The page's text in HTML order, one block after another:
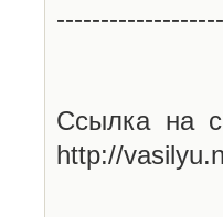
Ссылка на
http://